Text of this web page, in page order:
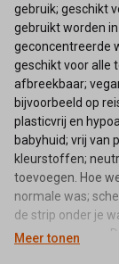
gebruik; geschikt
gebruikt worden
geconcentreerde
geschikt voor alle
afbreekbaar;
bijvoorbeeld op
plasticvrij en
babyhuid; vrij van
kleurstoffen;
toevoegen. Hoe
normale was;
de strip onder je
wasprogramma.
Meer tonen